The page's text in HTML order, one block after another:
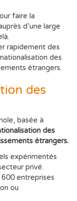
faire la
d’une large
rapidement des
des
étrangers.
des
basée à
des
étrangers.
expérimentés
privé.
entreprises
ou